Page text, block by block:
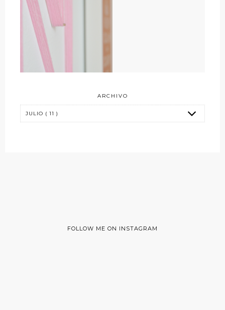
ARCHIVO
FOLLOW ME ON INSTAGRAM